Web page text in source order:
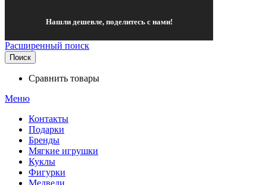
Нашли дешевле, поделитесь с нами!
Расширенный поиск
Поиск
Сравнить товары
Меню
Контакты
Подарки
Бренды
Мягкие игрушки
Куклы
Фигурки
Медведи